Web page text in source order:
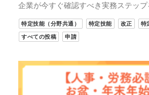
企業が今すぐ確認すべき実務ステッ
特定技能（分野共通） 特定技能 改正
特
すべての投稿
申請